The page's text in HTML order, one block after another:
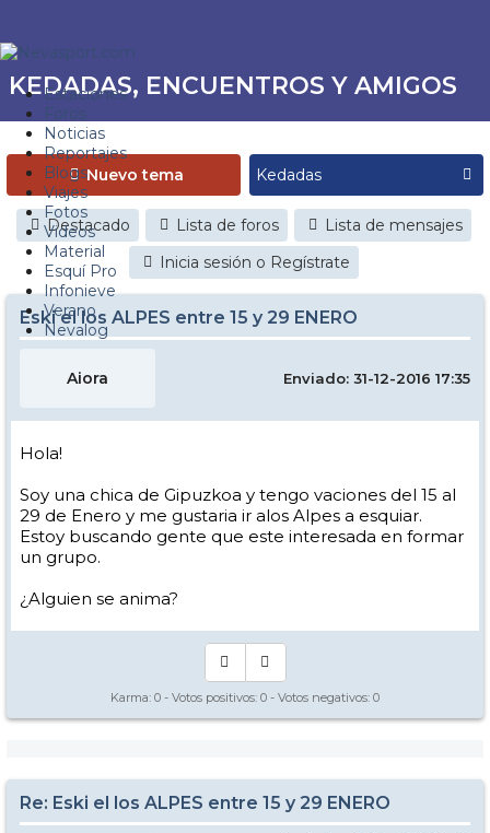
Estaciones
Foros
Noticias
Reportajes
Blogs
Viajes
Fotos
Videos
Material
Esquí Pro
Infonieve
Verano
Nevalog
KEDADAS, ENCUENTROS Y AMIGOS
Nuevo tema
Destacado Lista de foros
Lista de mensajes
Inicia sesión o Regístrate
Eski el los ALPES entre 15 y 29 ENERO
Aiora Enviado: 31-12-2016 17:35
Hola!
Soy una chica de Gipuzkoa y tengo vaciones del 15 al
29 de Enero y me gustaria ir alos Alpes a esquiar.
Estoy buscando gente que este interesada en formar
un grupo.
¿Alguien se anima?
Karma: 0 - Votos positivos: 0 - Votos negativos: 0
Re: Eski el los ALPES entre 15 y 29 ENERO